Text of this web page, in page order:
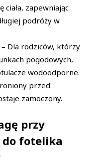
zapewniając
podróży w
Dla rodziców, którzy
pogodowych,
wodoodporne.
przed
zamoczony.
przy
do fotelika